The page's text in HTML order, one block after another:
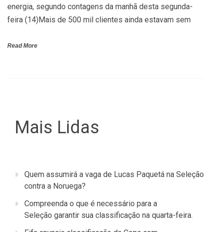
energia, segundo contagens da manhã desta segunda-
feira (14)Mais de 500 mil clientes ainda estavam sem
Read More
Mais Lidas
Quem assumirá a vaga de Lucas Paquetá na Seleção
contra a Noruega?
Compreenda o que é necessário para a
Seleção garantir sua classificação na quarta-feira.